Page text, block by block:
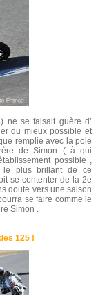
ne se faisait guère d’
du mieux possible et
remplie avec la pole
de Simon ( à qui
possible ,
le plus brillant de ce
se contenter de la 2e
doute vers une saison
se faire comme le
Simon .
125 !